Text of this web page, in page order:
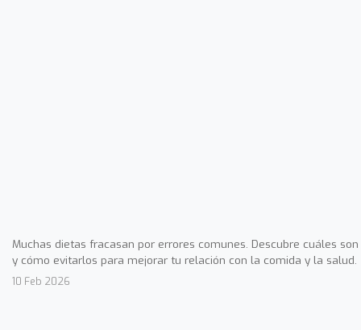
Muchas dietas fracasan por errores comunes. Descubre cuáles son
y cómo evitarlos para mejorar tu relación con la comida y la salud.
10 Feb 2026